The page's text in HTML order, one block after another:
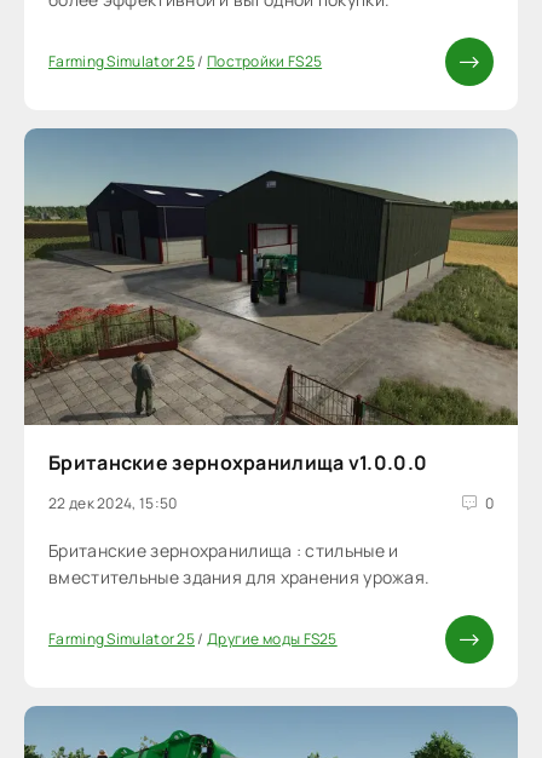
Farming Simulator 25/ Постройки FS25
Британские зернохранилища v1.0.0.0
22 дек 2024, 15:50 0
Британские зернохранилища : стильные и
вместительные здания для хранения урожая.
Farming Simulator 25/ Другие моды FS25